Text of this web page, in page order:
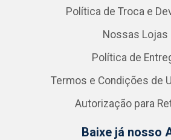
Política de Troca e
Nossas Lojas
Política de
Termos e Condições de
Autorização para
Baixe já nosso